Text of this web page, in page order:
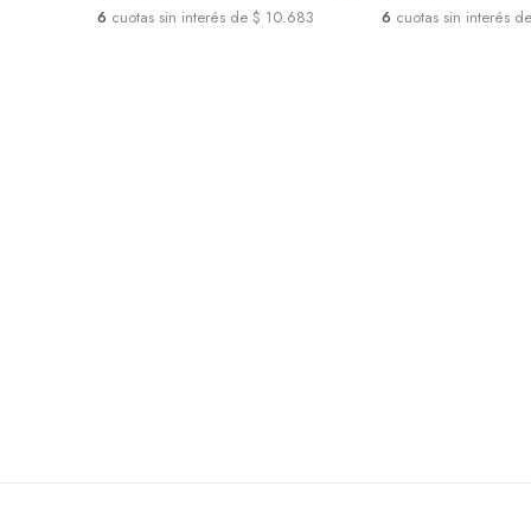
6 cuotas sin interés de $ 10.683 6 cuotas sin interés